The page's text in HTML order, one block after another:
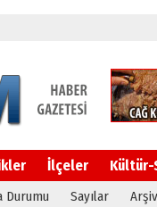
İlçeler
Durumu Sayılar Arşiv